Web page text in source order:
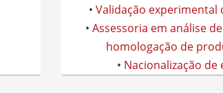
• Validação experimental
• Assessoria em análise
homologação de
• Nacionalização de